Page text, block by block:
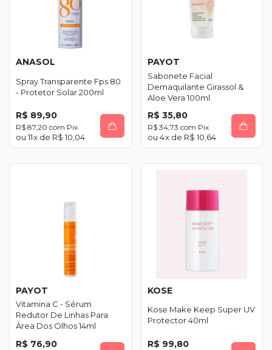
ANASOL
Spray Transparente Fps 80
- Protetor Solar 200ml
R$ 89,90
R$ 87,20 com Pix
11x de R$ 10,04
PAYOT
Sabonete Facial
Demaquilante Girassol &
Aloe Vera 100ml
R$ 35,80
R$ 34,73 com Pix
4x de R$ 10,64
PAYOT
Vitamina C - Sérum
Redutor De Linhas Para
Área Dos Olhos 14ml
R$ 76,90
KOSE
Kose Make Keep Super UV
Protector 40ml
R$ 99,80